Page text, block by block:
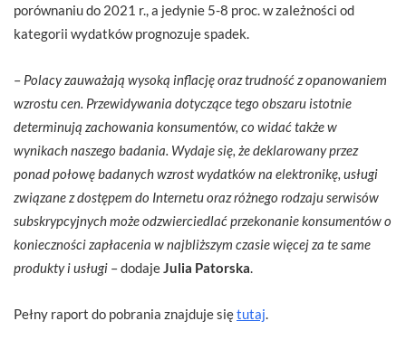
porównaniu do 2021 r., a jedynie 5-8 proc. w zależności od
kategorii wydatków prognozuje spadek.
– Polacy zauważają wysoką inflację oraz trudność z opanowaniem
wzrostu cen. Przewidywania dotyczące tego obszaru istotnie
determinują zachowania konsumentów, co widać także w
wynikach naszego badania. Wydaje się, że deklarowany przez
ponad połowę badanych wzrost wydatków na elektronikę, usługi
związane z dostępem do Internetu oraz różnego rodzaju serwisów
subskrypcyjnych może odzwierciedlać przekonanie konsumentów o
konieczności zapłacenia w najbliższym czasie więcej za te same
produkty i usługi – dodaje Julia Patorska
Pełny raport do pobrania znajduje siętutaj